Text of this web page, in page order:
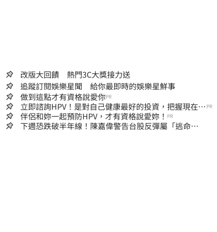
改版大回饋 熱門3C大獎接力送
追蹤訂閱娛樂星聞 給你最即時的娛樂星鮮事
做到這點才有資格說愛你PR
立即諮詢HPV！是對自己健康最好的投資，把握現在不
嫌晚！
PR
伴侶和妳一起預防HPV，才有資格說愛妳！ PR
下週恐跌破半年線！陳嘉偉警告台股反彈屬「逃命